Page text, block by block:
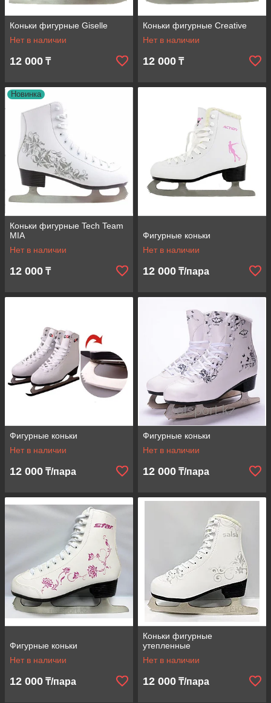
Коньки фигурные Giselle
Нет в наличии
12 000 ₸
Коньки фигурные Creative
Нет в наличии
12 000 ₸
Новинка
Коньки фигурные Tech Team
MIA
Нет в наличии
12 000 ₸
Фигурные коньки
Нет в наличии
12 000 ₸/пара
Фигурные коньки
Нет в наличии
12 000 ₸/пара
Фигурные коньки
Нет в наличии
12 000 ₸/пара
Фигурные коньки
Нет в наличии
12 000 ₸/пара
Коньки фигурные
утепленные
Нет в наличии
12 000 ₸/пара